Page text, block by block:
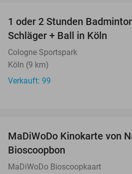
1 oder 2 Stunden
Schläger + Ball in Köln
Cologne Sportspark
Köln (9 km)
Verkauft: 99
MaDiWoDo Kinokarte von
Bioscoopbon
MaDiWoDo Bioscoopkaart